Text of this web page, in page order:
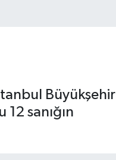
Büyükşehir
sanığın